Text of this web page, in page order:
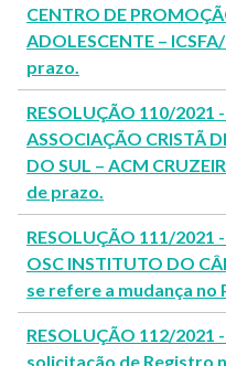
CENTRO DE
ADOLESCENTE –
prazo.
RESOLUÇÃO 110/
ASSOCIAÇÃO CRISTÃ
DO SUL – ACM
de prazo.
RESOLUÇÃO 111/
OSC INSTITUTO DO
se refere a mudança no
RESOLUÇÃO 112/
solicitação de Registro